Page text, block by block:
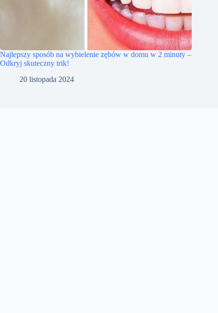
Najlepszy sposób na wybielenie zębów w domu w 2 minuty –
Odkryj skuteczny trik!
20 listopada 2024